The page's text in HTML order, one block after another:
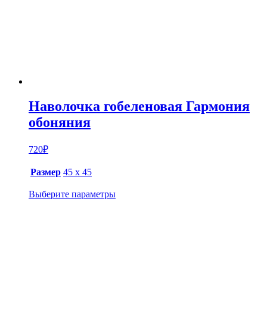
Наволочка гобеленовая Гармония
обоняния
720₽
Размер 45 х 45
Выберите параметры